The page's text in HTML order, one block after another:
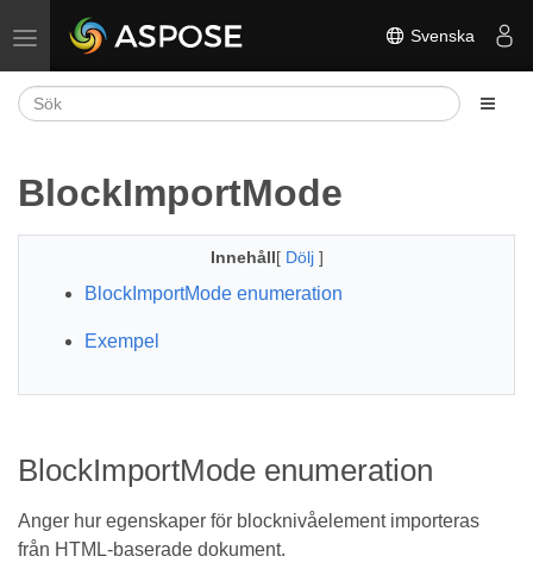
Växla navigering Svenska
BlockImportMode
Innehåll[ Dölj ]
BlockImportMode enumeration
Exempel
BlockImportMode enumeration
Anger hur egenskaper för blocknivåelement importeras
från HTML-baserade dokument.